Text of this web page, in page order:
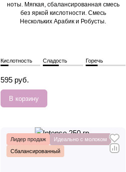
ноты. Мягкая, сбалансированная смесь
без яркой кислотности. Смесь
Нескольких Арабик и Робусты.
Кислотность Сладость Горечь
595 руб.
В корзину
Лидер продаж
Идеально с молоком
Сбалансированный